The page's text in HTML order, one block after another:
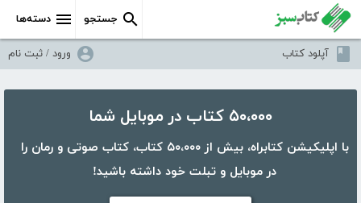
دسته‌ها جستجو
آپلود کتاب ورود / ثبت نام
۵۰،۰۰۰ کتاب در موبایل شما
با اپلیکیشن کتابراه، بیش از ۵۰،۰۰۰ کتاب، کتاب صوتی و رمان را
در موبایل و تبلت خود داشته باشید!